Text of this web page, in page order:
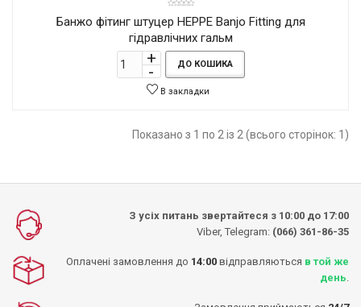
Банжо фітинг штуцер HEPPE Banjo Fitting для
гідравлічних гальм
ДО КОШИКА
В закладки
Показано з 1 по 2 із 2 (всього сторінок: 1)
З усіх питань звертайтеся з 10:00 до 17:00
Viber, Telegram: (066) 361-86-35
Оплачені замовлення до 14:00 відправляються в той же
день